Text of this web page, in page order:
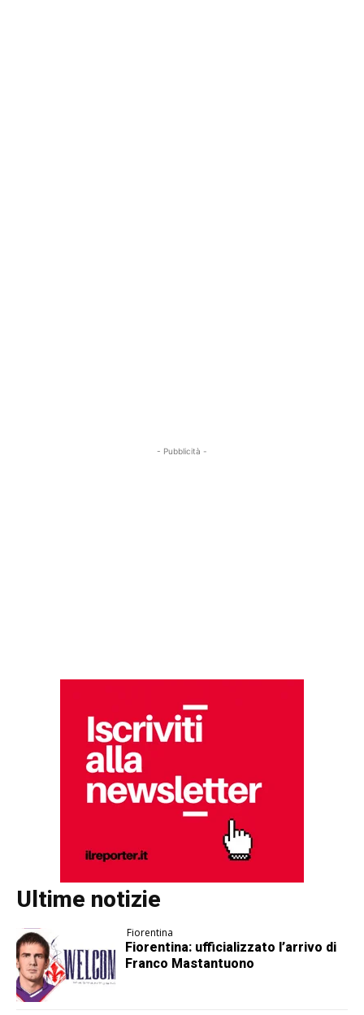
- Pubblicità -
Ultime notizie
Fiorentina
Fiorentina: ufficializzato l’arrivo di
Franco Mastantuono